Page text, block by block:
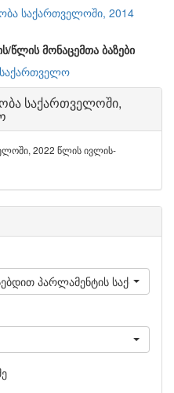
საქართველოში, 2014
წლის მონაცემთა ბაზები
საქართველოში,
2022 წლის ივლის-
პარლამენტის